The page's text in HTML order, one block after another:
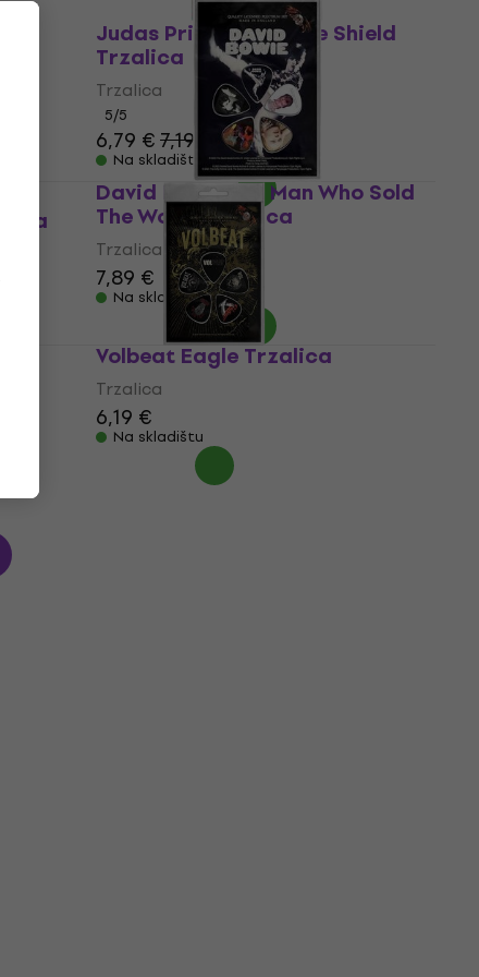
Judas Priest Invincible Shield
Trzalica
Trzalica
5/5
6,79 €7,19 €
Na skladištu
David Bowie The Man Who Sold
The World Trzalica
Trzalica
7,89 €
Na skladištu
Volbeat Eagle Trzalica
Trzalica
6,19 €
Na skladištu